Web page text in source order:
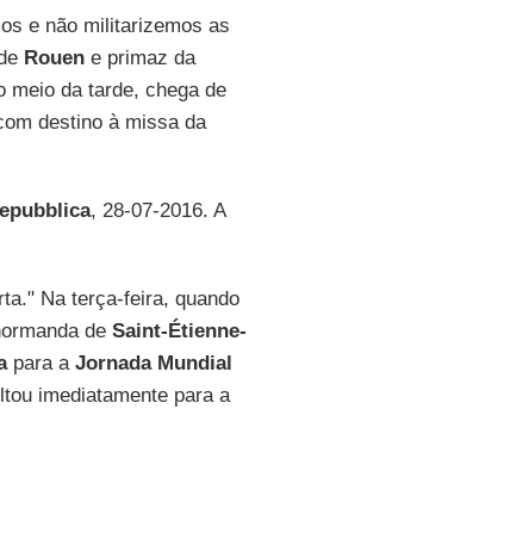
e não militarizemos as
Rouene primaz da
meio da tarde, chega de
destino à missa da
, 28-07-2016. A
Na terça-feira, quando
de Saint-Étienne-
para a Jornada Mundial
imediatamente para a